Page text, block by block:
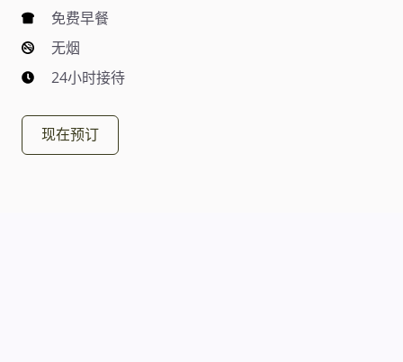
免费早餐
无烟
24小时接待
现在预订